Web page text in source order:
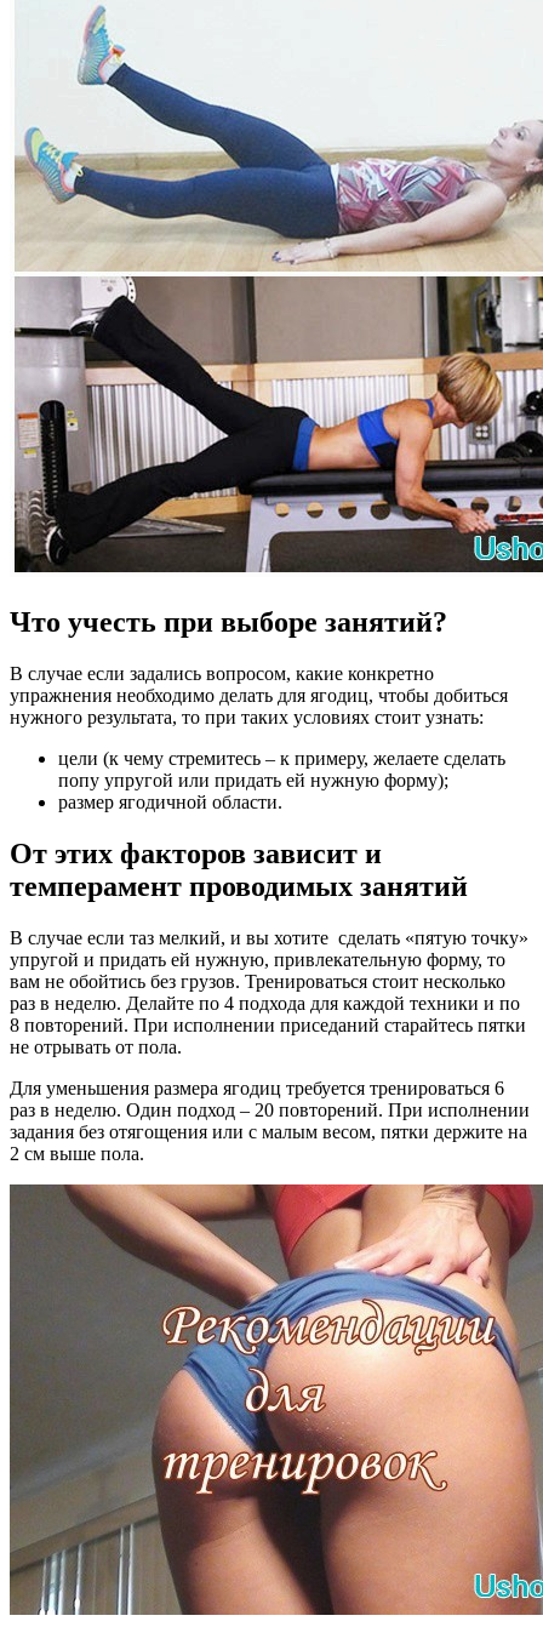
Что учесть при выборе занятий?
В случае если задались вопросом, какие конкретно
упражнения необходимо делать для ягодиц, чтобы добиться
нужного результата, то при таких условиях стоит узнать:
цели (к чему стремитесь – к примеру, желаете сделать
попу упругой или придать ей нужную форму);
размер ягодичной области.
От этих факторов зависит и
темперамент проводимых занятий
В случае если таз мелкий, и вы хотите сделать «пятую точку»
упругой и придать ей нужную, привлекательную форму, то
вам не обойтись без грузов. Тренироваться стоит несколько
раз в неделю. Делайте по 4 подхода для каждой техники и по
8 повторений. При исполнении приседаний старайтесь пятки
не отрывать от пола.
Для уменьшения размера ягодиц требуется тренироваться 6
раз в неделю. Один подход – 20 повторений. При исполнении
задания без отягощения или с малым весом, пятки держите на
2 см выше пола.